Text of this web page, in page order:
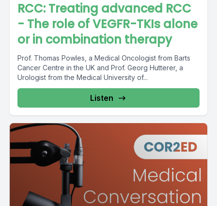
RCC: Treating advanced RCC
- The role of VEGFR-TKIs alone
or in combination therapy
Prof. Thomas Powles, a Medical Oncologist from Barts
Cancer Centre in the UK and Prof. Georg Hutterer, a
Urologist from the Medical University of...
Listen